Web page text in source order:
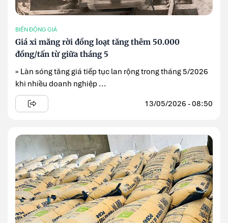
BIẾN ĐỘNG GIÁ
Giá xi măng rời đồng loạt tăng thêm 50.000
đồng/tấn từ giữa tháng 5
» Làn sóng tăng giá tiếp tục lan rộng trong tháng 5/2026
khi nhiều doanh nghiệp ...
13/05/2026 - 08:50